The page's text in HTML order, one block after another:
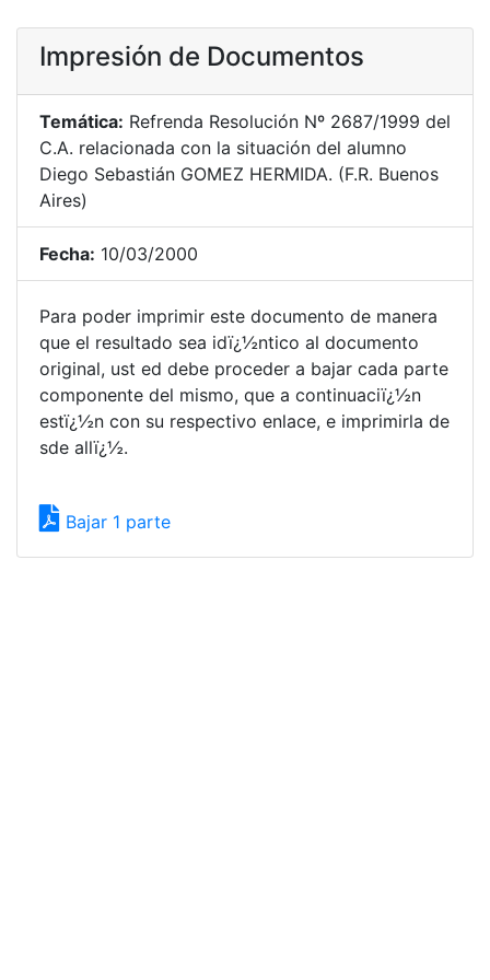
Impresión de Documentos
Temática: Refrenda Resolución Nº 2687/1999 del
C.A. relacionada con la situación del alumno
Diego Sebastián GOMEZ HERMIDA. (F.R. Buenos
Aires)
Fecha: 10/03/2000
Para poder imprimir este documento de manera
que el resultado sea idï¿½ntico al documento
original, ust ed debe proceder a bajar cada parte
componente del mismo, que a continuaciï¿½n
estï¿½n con su respectivo enlace, e imprimirla de
sde allï¿½.
Bajar 1 parte